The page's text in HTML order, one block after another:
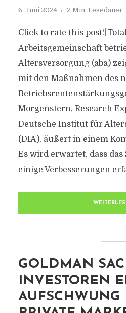
6. Juni 2024 2 Min. Lesedauer
Click to rate this
Arbeitsgemeinschaft
Altersversorgung (aba)
mit den Maßnahmen des
Morgenstern, Research
Deutsche Institut für
(DIA), äußert in einem
Es wird erwartet, dass
einige Verbesserungen
GOLDMAN
INVESTOREN